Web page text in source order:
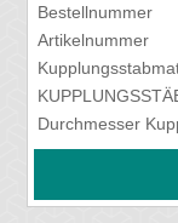
Bestellnummer
Artikelnummer
Durchmesser